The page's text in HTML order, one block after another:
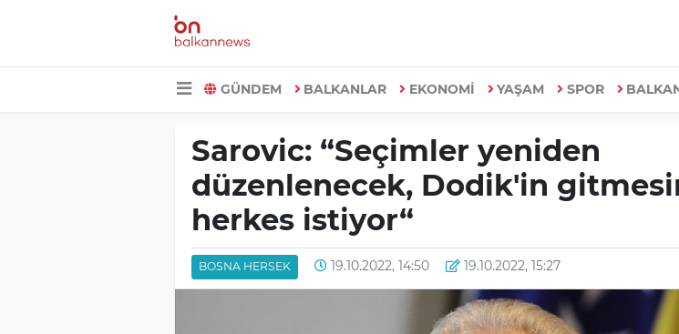
GÜNDEM BALKANLAR EKONOMİ YAŞAM SPOR
Sarovic: “Seçimler yeniden
düzenlenecek, Dodik'in
herkes istiyor“
BOSNA HERSEK 19.10.2022, 14:50 19.10.2022, 15:27